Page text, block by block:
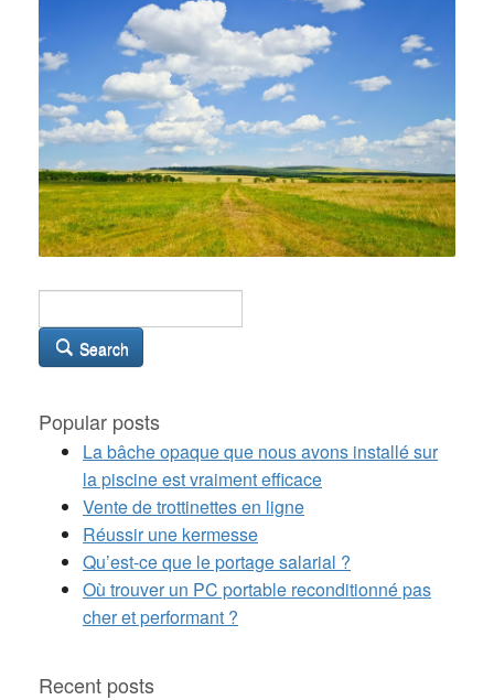
Search
Popular posts
La bâche opaque que nous avons installé sur
la piscine est vraiment efficace
Vente de trottinettes en ligne
Réussir une kermesse
Qu’est-ce que le portage salarial ?
Où trouver un PC portable reconditionné pas
cher et performant ?
Recent posts